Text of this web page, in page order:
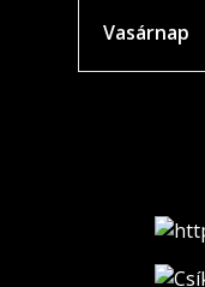
Vasárnap